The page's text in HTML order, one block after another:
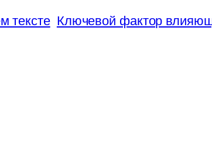
тексте Ключевой фактор